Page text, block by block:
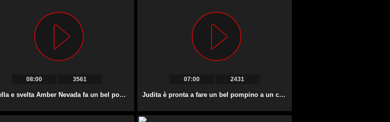
08:00 3561
La bella e svelta Amber Nevada fa un bel pompino più volte al giorno al suo fidanzato.
07:00 2431
Judita è pronta a fare un bel pompino a un cazzo forte.